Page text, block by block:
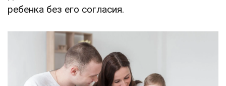
ребенка без его согласия.